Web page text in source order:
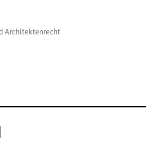
Architektenrecht